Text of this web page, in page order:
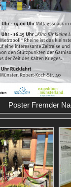
Poster Fremder